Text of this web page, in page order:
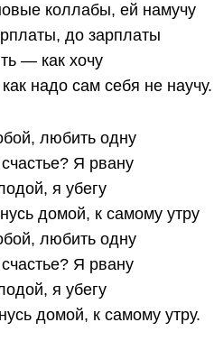
коллабы, ей намучу
до зарплаты
— как хочу
надо сам себя не научу.
любить одну
Я рвану
я убегу
домой, к самому утру
любить одну
Я рвану
я убегу
домой, к самому утру.